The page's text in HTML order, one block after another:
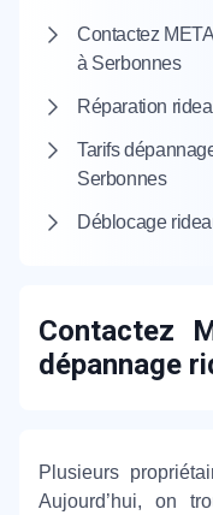
Contactez
à Serbonnes
Réparation
Tarifs
Serbonnes
Déblocage
Contactez
dépannage
Plusieurs
Aujourd’hui, on